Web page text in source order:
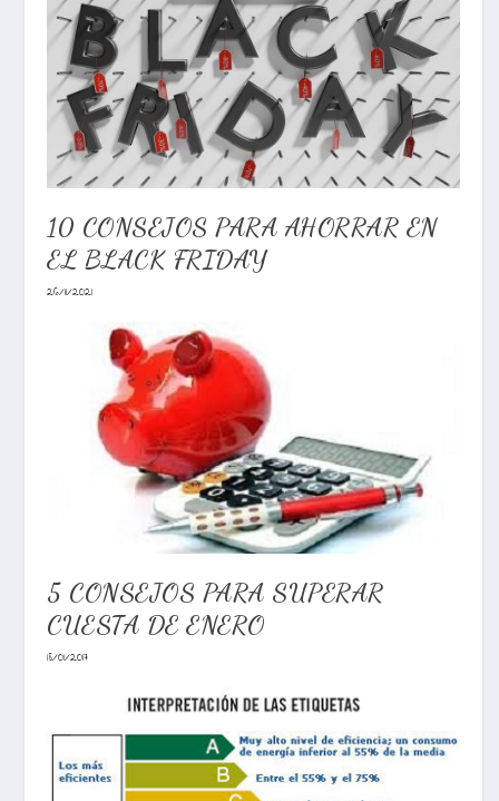
10 CONSEJOS PARA AHORRAR EN
EL BLACK FRIDAY
26/11/2021
5 CONSEJOS PARA SUPERAR
CUESTA DE ENERO
18/01/2017